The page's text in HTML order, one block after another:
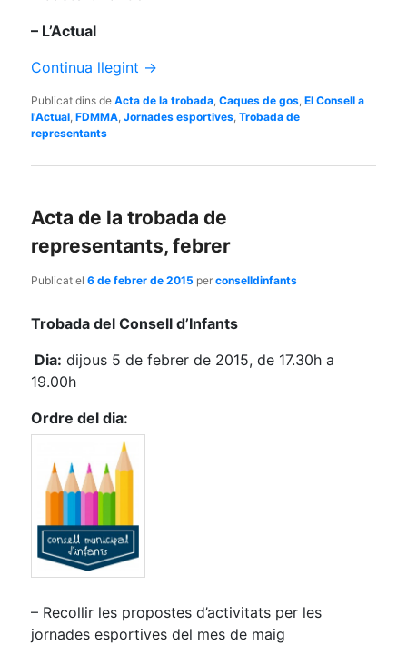
– L’Actual
Continua llegint →
Publicat dins de Acta de la trobada ,Caques de gos ,El Consell a
l'Actual ,FDMMA ,Jornades esportives ,Trobada de
representants
Acta de la trobada de
representants, febrer
Publicat el6 de febrer de 2015 perconselldinfants
Trobada del Consell d’Infants
Dia: dijous 5 de febrer de 2015, de 17.30h a
19.00h
Ordre del dia:
– Recollir les propostes d’activitats per les
jornades esportives del mes de maig